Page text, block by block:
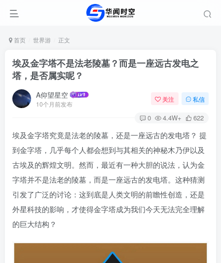
首页 世界游 正文
埃及金字塔不是法老陵墓？而是一座远古发电之
塔，是否属实呢？
A仰望星空
10个月前发布
关注 私信
0 4.4W+ 622
埃及金字塔究竟是法老的陵墓，还是一座远古的发电塔？ 提
到金字塔，几乎每个人都会想到与其相关的神秘木乃伊以及
古埃及的辉煌文明。然而，最近有一种大胆的说法，认为金
字塔并不是法老的陵墓，而是一座远古的发电塔。这种猜测
引发了广泛的讨论：这到底是人类文明的前瞻性创造，还是
外星科技的影响，才使得金字塔成为我们今天无法完全理解
的巨大结构？